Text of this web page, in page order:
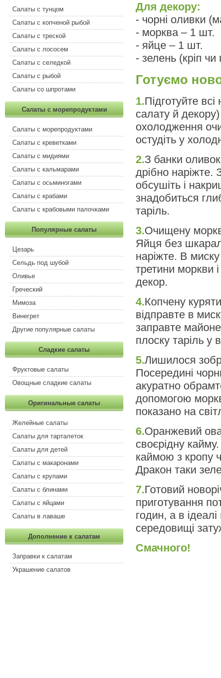
Салаты с тунцом
Салаты с копченой рыбой
Салаты с треской
Салаты с лососем
Салаты с селедкой
Салаты с рыбой
Салаты со шпротами
Салаты с морепродуктами
Салаты с морепродуктами
Салаты с креветками
Салаты с мидиями
Салаты с кальмарами
Салаты с осьминогами
Салаты с крабами
Салаты с крабовыми палочками
Популярные салаты
Цезарь
Сельдь под шубой
Оливье
Греческий
Мимоза
Винегрет
Другие популярные салаты
Сладкие салаты
Фруктовые салаты
Овощные сладкие салаты
Оригинальные салаты
Желейные салаты
Салаты для тарталеток
Салаты для детей
Салаты с макаронами
Салаты с крупами
Салаты с блинами
Салаты с яйцами
Салаты в лаваше
Дополнение к салатам
Заправки к салатам
Украшение салатов
Для декору:
- чорні оливки
- морква – 1 шт.
- яйце – 1 шт.
- зелень (кріп
Готуємо
1.Підготуйте
салату й декору)
охолодження
остудіть у
2.З банки оливок
дрібно наріжте.
обсушіть і
знадобиться
таріль.
3.Очищену
Яйця без
наріжте. В
третини моркви
декор.
4.Копчену
відправте в
заправте
плоску таріль у
5.Лишилося
Посередині
акуратно
допомогою
показано на
6.Оранжевий
своєрідну
каймою з кропу
Дракон таки
7.Готовий
приготування
годин, а в
середовищі
Смачного!